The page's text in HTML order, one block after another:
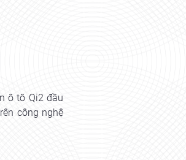
ô tô Qi2 đầu
công nghệ